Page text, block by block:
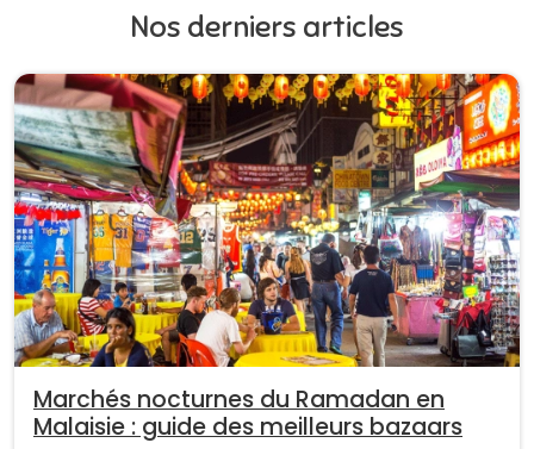
Nos derniers articles
Marchés nocturnes du Ramadan en
Malaisie : guide des meilleurs bazaars